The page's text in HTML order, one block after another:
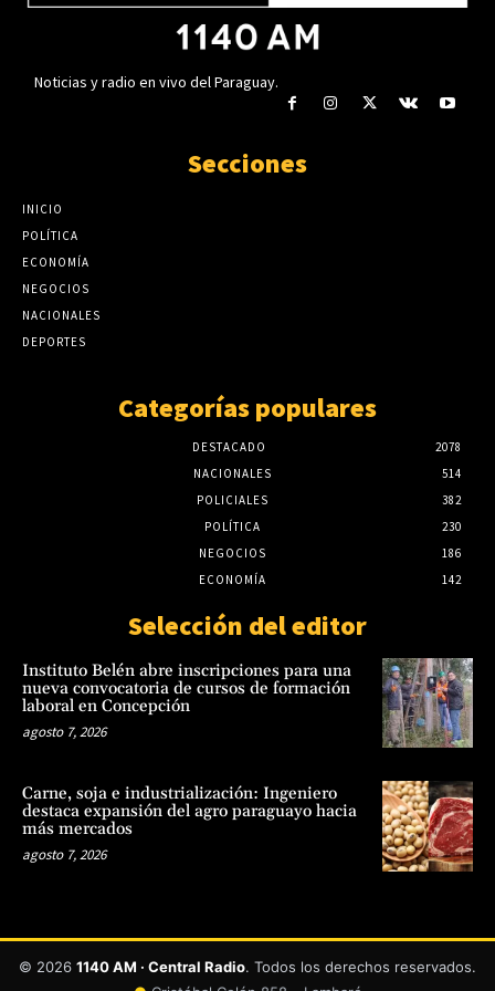
Noticias y radio en vivo del Paraguay.
Secciones
INICIO
POLÍTICA
ECONOMÍA
NEGOCIOS
NACIONALES
DEPORTES
Categorías populares
DESTACADO
2078
NACIONALES
514
POLICIALES
382
POLÍTICA
230
NEGOCIOS
186
ECONOMÍA
142
Selección del editor
Instituto Belén abre inscripciones para una
nueva convocatoria de cursos de formación
laboral en Concepción
agosto 7, 2026
Carne, soja e industrialización: Ingeniero
destaca expansión del agro paraguayo hacia
más mercados
agosto 7, 2026
© 2026 1140 AM · Central Radio. Todos los derechos reservados.